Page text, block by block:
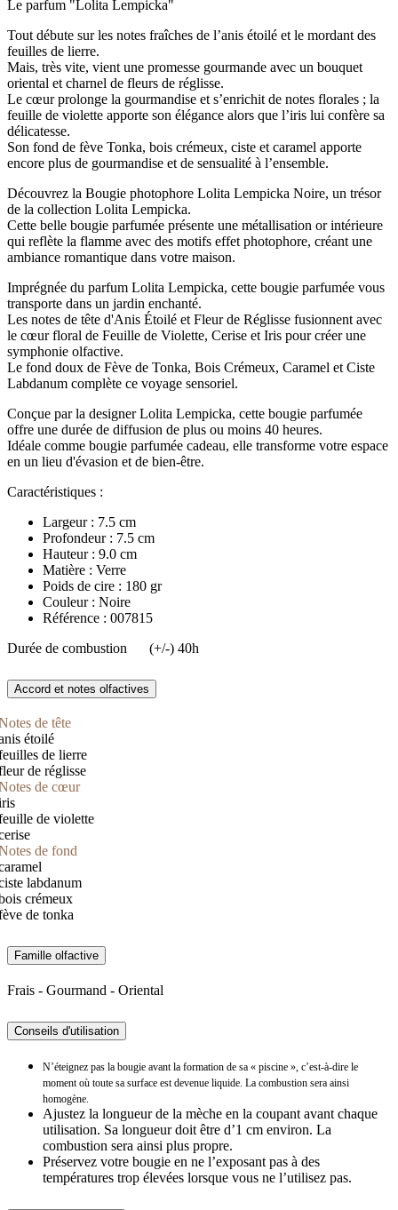
Le parfum "Lolita Lempicka"
Tout débute sur les notes fraîches de l’anis étoilé et le mordant des
feuilles de lierre.
Mais, très vite, vient une promesse gourmande avec un bouquet
oriental et charnel de fleurs de réglisse.
Le cœur prolonge la gourmandise et s’enrichit de notes florales ; la
feuille de violette apporte son élégance alors que l’iris lui confère sa
délicatesse.
Son fond de fève Tonka, bois crémeux, ciste et caramel apporte
encore plus de gourmandise et de sensualité à l’ensemble.
Découvrez la Bougie photophore Lolita Lempicka Noire, un trésor
de la collection Lolita Lempicka.
Cette belle bougie parfumée présente une métallisation or intérieure
qui reflète la flamme avec des motifs effet photophore, créant une
ambiance romantique dans votre maison.
Imprégnée du parfum Lolita Lempicka, cette bougie parfumée vous
transporte dans un jardin enchanté.
Les notes de tête d'Anis Étoilé et Fleur de Réglisse fusionnent avec
le cœur floral de Feuille de Violette, Cerise et Iris pour créer une
symphonie olfactive.
Le fond doux de Fève de Tonka, Bois Crémeux, Caramel et Ciste
Labdanum complète ce voyage sensoriel.
Conçue par la designer Lolita Lempicka, cette bougie parfumée
offre une durée de diffusion de plus ou moins 40 heures.
Idéale comme bougie parfumée cadeau, elle transforme votre espace
en un lieu d'évasion et de bien-être.
Caractéristiques :
Largeur : 7.5 cm
Profondeur : 7.5 cm
Hauteur : 9.0 cm
Matière : Verre
Poids de cire : 180 gr
Couleur : Noire
Référence : 007815
Durée de combustion
(+/-) 40h
Accord et notes olfactives
de tête
étoilé
de lierre
de réglisse
de cœur
de violette
de fond
labdanum
crémeux
de tonka
Famille olfactive
Frais - Gourmand - Oriental
Conseils d'utilisation
N’éteignez pas la bougie avant la formation de sa « piscine », c’est-à-dire le
moment où toute sa surface est devenue liquide. La combustion sera ainsi
homogène.
Ajustez la longueur de la mèche en la coupant avant chaque
utilisation. Sa longueur doit être d’1 cm environ. La
combustion sera ainsi plus propre.
Préservez votre bougie en ne l’exposant pas à des
températures trop élevées lorsque vous ne l’utilisez pas.